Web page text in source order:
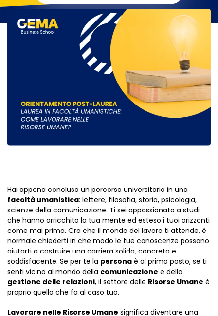
Hai appena concluso un percorso universitario in una
facoltà umanistica: lettere, filosofia, storia, psicologia,
scienze della comunicazione. Ti sei appassionato a studi
che hanno arricchito la tua mente ed esteso i tuoi orizzonti
come mai prima. Ora che il mondo del lavoro ti attende, è
normale chiederti in che modo le tue conoscenze possano
aiutarti a costruire una carriera solida, concreta e
soddisfacente. Se per te la persona è al primo posto, se ti
senti vicino al mondo della comunicazione e della
gestione delle relazioni, il settore delle Risorse Umane è
proprio quello che fa al caso tuo.
Lavorare nelle Risorse Umane significa diventare una